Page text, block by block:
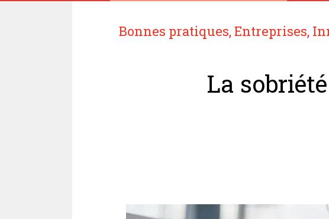
Bonnes pratiques,Entreprises,
La